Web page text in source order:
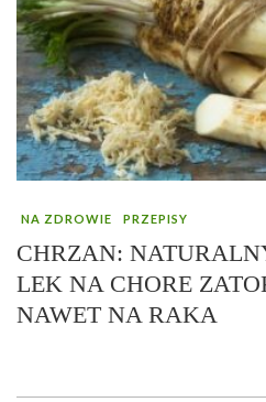
NA ZDROWIE PRZEPISY
CHRZAN:
LEK NA CHORE
NAWET NA RAKA